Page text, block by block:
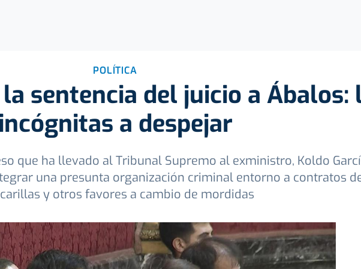
POLÍTICA
sentencia del juicio a Ábalos:
incógnitas a despejar
que ha llevado al Tribunal Supremo al exministro, Koldo
una presunta organización criminal entorno a contratos
y otros favores a cambio de mordidas